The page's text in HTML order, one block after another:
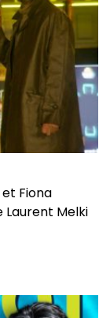
et Fiona
Melki